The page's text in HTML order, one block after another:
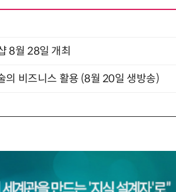
8월 28일 개최
의 비즈니스 활용 (8월 20일 생방송)